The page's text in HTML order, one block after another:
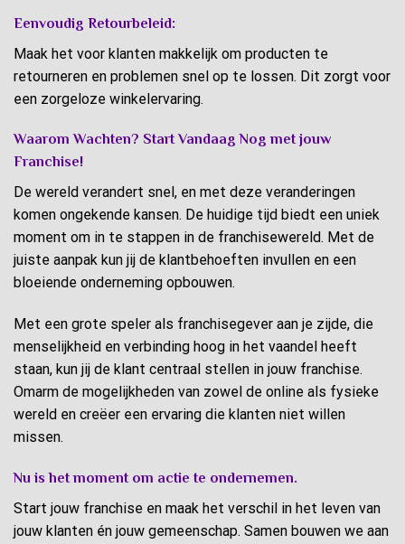
Eenvoudig Retourbeleid:
Maak het voor klanten makkelijk om producten te
retourneren en problemen snel op te lossen. Dit zorgt voor
een zorgeloze winkelervaring.
Waarom Wachten? Start Vandaag Nog met jouw
Franchise!
De wereld verandert snel, en met deze veranderingen
komen ongekende kansen. De huidige tijd biedt een uniek
moment om in te stappen in de franchisewereld. Met de
juiste aanpak kun jij de klantbehoeften invullen en een
bloeiende onderneming opbouwen.
Met een grote speler als franchisegever aan je zijde, die
menselijkheid en verbinding hoog in het vaandel heeft
staan, kun jij de klant centraal stellen in jouw franchise.
Omarm de mogelijkheden van zowel de online als fysieke
wereld en creëer een ervaring die klanten niet willen
missen.
Nu is het moment om actie te ondernemen.
Start jouw franchise en maak het verschil in het leven van
jouw klanten én jouw gemeenschap. Samen bouwen we aan